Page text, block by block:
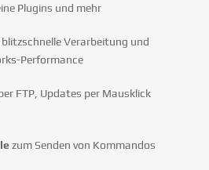
Plugins und mehr
Verarbeitung und
Performance
FTP, Updates per Mausklick
zum Senden von Kommandos